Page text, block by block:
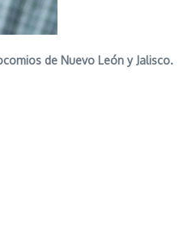
de Nuevo León y Jalisco.